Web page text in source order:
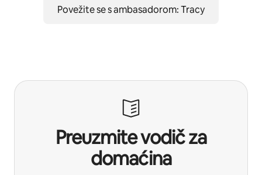
Povežite se s ambasadorom: Tracy
Preuzmite vodič za
domaćina